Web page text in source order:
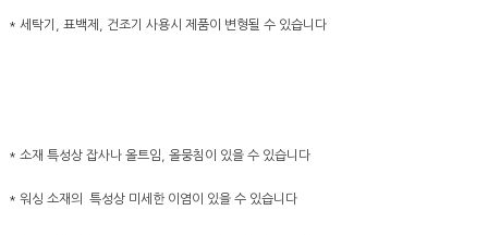
* 세탁기, 표백제, 건조기 사용시 제품이 변형될 수 있습니다
* 소재 특성상 잡사나 올트임, 올뭉침이 있을 수 있습니다
* 워싱 소재의 특성상 미세한 이염이 있을 수 있습니다